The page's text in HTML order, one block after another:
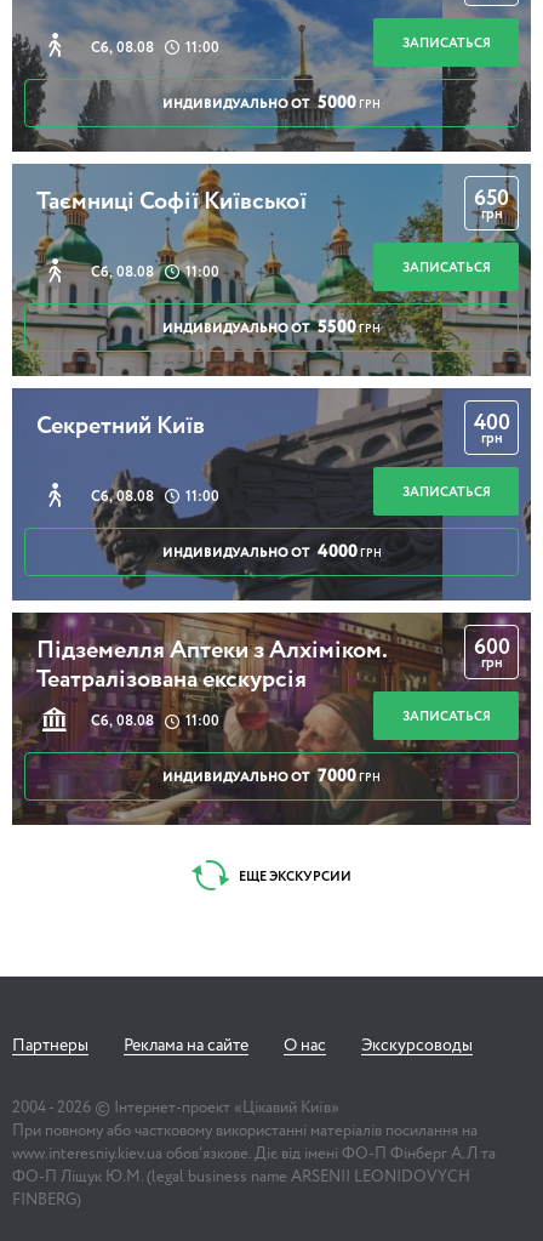
Сб, 08.08 11:00 ЗАПИСАТЬСЯ
ИНДИВИДУАЛЬНО ОТ 5000 ГРН
Таємниці Софії Київської
Сб, 08.08 11:00
650
грн
ЗАПИСАТЬСЯ
ИНДИВИДУАЛЬНО ОТ 5500 ГРН
Секретний Київ
Сб, 08.08 11:00
400
грн
ЗАПИСАТЬСЯ
ИНДИВИДУАЛЬНО ОТ 4000 ГРН
Підземелля Аптеки з Алхіміком.
Театралізована екскурсія
Сб, 08.08 11:00
600
грн
ЗАПИСАТЬСЯ
ИНДИВИДУАЛЬНО ОТ 7000 ГРН
ЕЩЕ ЭКСКУРСИИ
Партнеры Реклама на сайте О нас Экскурсоводы
2004 - 2026 © Інтернет-проект «Цікавий Київ»
При повному або частковому використанні матеріалів посилання на
www.interesniy.kiev.ua обов'язкове. Діє від імені ФО-П Фінберг А.Л та
ФО-П Ліщук Ю.М. (legal business name ARSENII LEONIDOVYCH
FINBERG)